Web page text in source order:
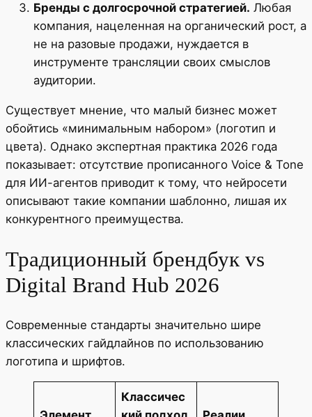
Бренды с долгосрочной стратегией. Любая
компания, нацеленная на органический рост, а
не на разовые продажи, нуждается в
инструменте трансляции своих смыслов
аудитории.
Существует мнение, что малый бизнес может
обойтись «минимальным набором» (логотип и
цвета). Однако экспертная практика 2026 года
показывает: отсутствие прописанного Voice & Tone
для ИИ-агентов приводит к тому, что нейросети
описывают такие компании шаблонно, лишая их
конкурентного преимущества.
Традиционный брендбук vs
Digital Brand Hub 2026
Современные стандарты значительно шире
классических гайдлайнов по использованию
логотипа и шрифтов.
Классичес